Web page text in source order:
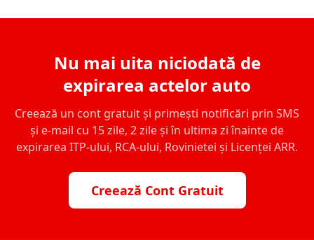
Nu mai uita niciodată de
expirarea actelor auto
Creează un cont gratuit și primești notificări prin SMS
și e-mail cu 15 zile, 2 zile și în ultima zi înainte de
expirarea ITP-ului, RCA-ului, Rovinietei și Licenței ARR.
Creează Cont Gratuit